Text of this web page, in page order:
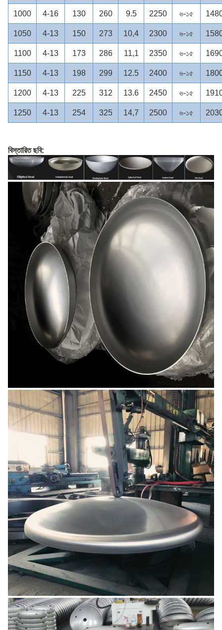
1000 4-16 130 260 9.5 2250 ৬-১৫
1050 4-13 150 273 10,4 2300 ৬-১৫
1100 4-13 173 286 11,1 2350 ৬-১৫
1150 4-13 198 299 12.5 2400 ৬-১৫
1200 4-13 225 312 13.6 2450 ৬-১৫
1250 4-13 254 325 14,7 2500 ৬-১৫
বিস্তারিত ছবি: